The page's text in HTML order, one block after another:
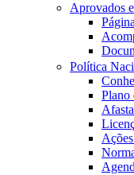
Aprovados
Política
Plano